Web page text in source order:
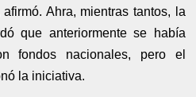
Ahra, mientras tantos, la
que anteriormente se había
fondos nacionales, pero el
la iniciativa.